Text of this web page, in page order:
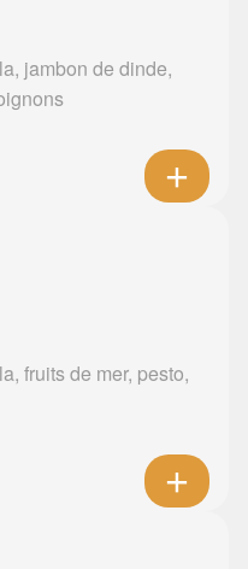
jambon de dinde,
fruits de mer, pesto,